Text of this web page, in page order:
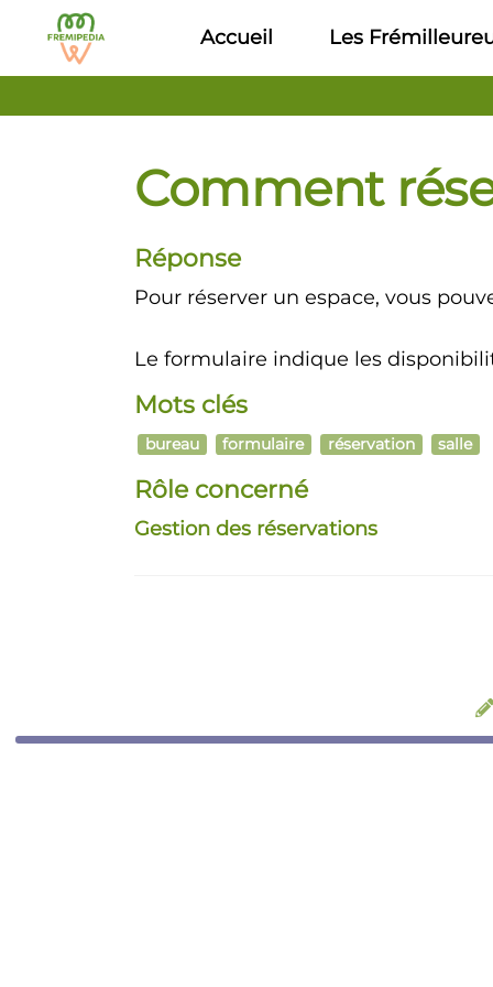
Aller au contenu principal
Accueil Les
Comment
Réponse
Pour réserver un espace, vous
Le formulaire indique les
Mots clés
bureau formulaire réservation salle
Rôle concerné
Gestion des réservations